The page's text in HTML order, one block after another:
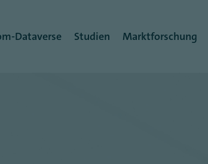
Dataverse Studien Marktforschung